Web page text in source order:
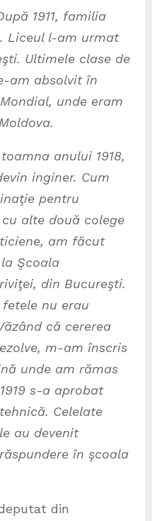
1911, familia
Liceul l-am urmat
Ultimele clase de
am absolvit în
unde eram
anului 1918,
inginer. Cum
pentru
alte două colege
am făcut
Şcoala
din Bucureşti.
fetele nu erau
că cererea
m-am înscris
unde am rămas
s-a aprobat
Celelate
au devenit
în şcoala
din